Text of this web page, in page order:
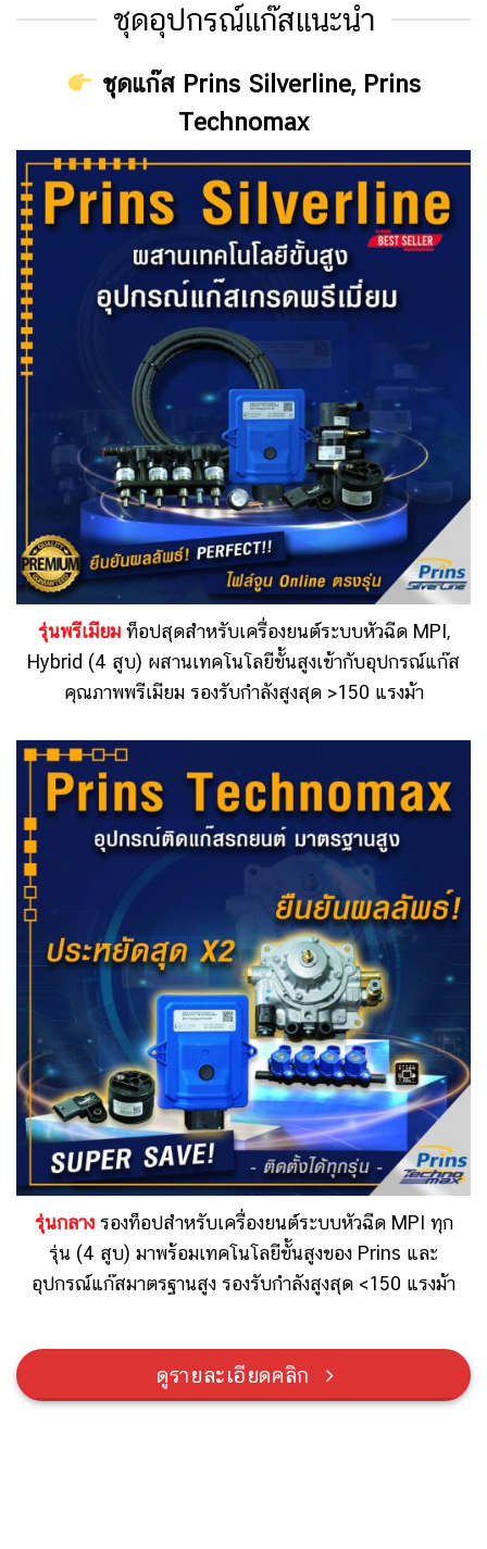
ชุดอุปกรณ์แก๊สแนะนำ
ชุดแก๊ส Prins Silverline, Prins
Technomax
รุ่นพรีเมียมท็อปสุดสำหรับเครื่องยนต์ระบบหัวฉีด MPI,
Hybrid (4 สูบ) ผสานเทคโนโลยีขั้นสูงเข้ากับอุปกรณ์แก๊ส
คุณภาพพรีเมียม รองรับกำลังสูงสุด >150 แรงม้า
รุ่นกลาง รองท็อปสำหรับเครื่องยนต์ระบบหัวฉีด MPI ทุก
รุ่น (4 สูบ) มาพร้อมเทคโนโลยีขั้นสูงของ Prins และ
อุปกรณ์แก๊สมาตรฐานสูง รองรับกำลังสูงสุด <150 แรงม้า
ดูรายละเอียดคลิก